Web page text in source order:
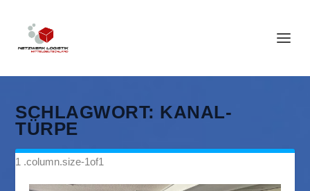
SCHLAGWORT: KANAL-
TÜRPE